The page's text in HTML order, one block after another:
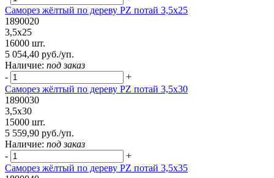
Саморез жёлтый по дереву PZ потай 3,5х25
1890020
3,5х25
16000 шт.
5 054,40 руб./уп.
Наличие: под заказ
-
+
Саморез жёлтый по дереву PZ потай 3,5х30
1890030
3,5х30
15000 шт.
5 559,90 руб./уп.
Наличие: под заказ
-
+
Саморез жёлтый по дереву PZ потай 3,5х35